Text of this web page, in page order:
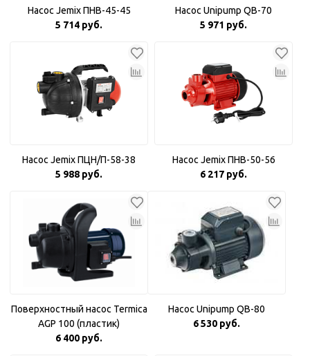
Насос Jemix ПНВ-45-45
5 714 руб.
Насос Unipump QB-70
5 971 руб.
Насос Jemix ПЦН/П-58-38
5 988 руб.
Насос Jemix ПНВ-50-56
6 217 руб.
Поверхностный насос Termica
AGP 100 (пластик)
6 400 руб.
Насос Unipump QB-80
6 530 руб.